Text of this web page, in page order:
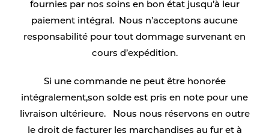
fournies par nos soins en bon état jusqu’à leur
paiement intégral. Nous n’acceptons aucune
responsabilité pour tout dommage survenant en
cours d’expédition.
Si une commande ne peut être honorée
intégralement,son solde est pris en note pour une
livraison ultérieure. Nous nous réservons en outre
le droit de facturer les marchandises au fur et à